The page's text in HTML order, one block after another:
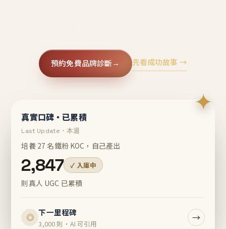
預約免費品牌診斷→ 先看成功故事 →
✦
真實口碑・已累積
Last Update・本週
培養 27 名鐵粉 KOC，自己產出
2,847 ✓ 入庫中
則真人 UGC 已累積
◎ 下一里程碑
3,000 則・AI 可引用
→